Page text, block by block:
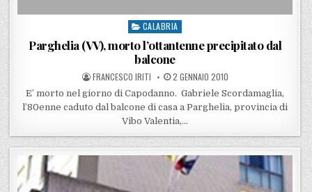
Posted in
CALABRIA
Parghelia (VV), morto l’ottantenne precipitato dal
balcone
POSTED BY
FRANCESCO IRITI POSTED ON
2 GENNAIO 2010
E’ morto nel giorno di Capodanno. Gabriele Scordamaglia,
l’80enne caduto dal balcone di casa a Parghelia, provincia di
Vibo Valentia,…